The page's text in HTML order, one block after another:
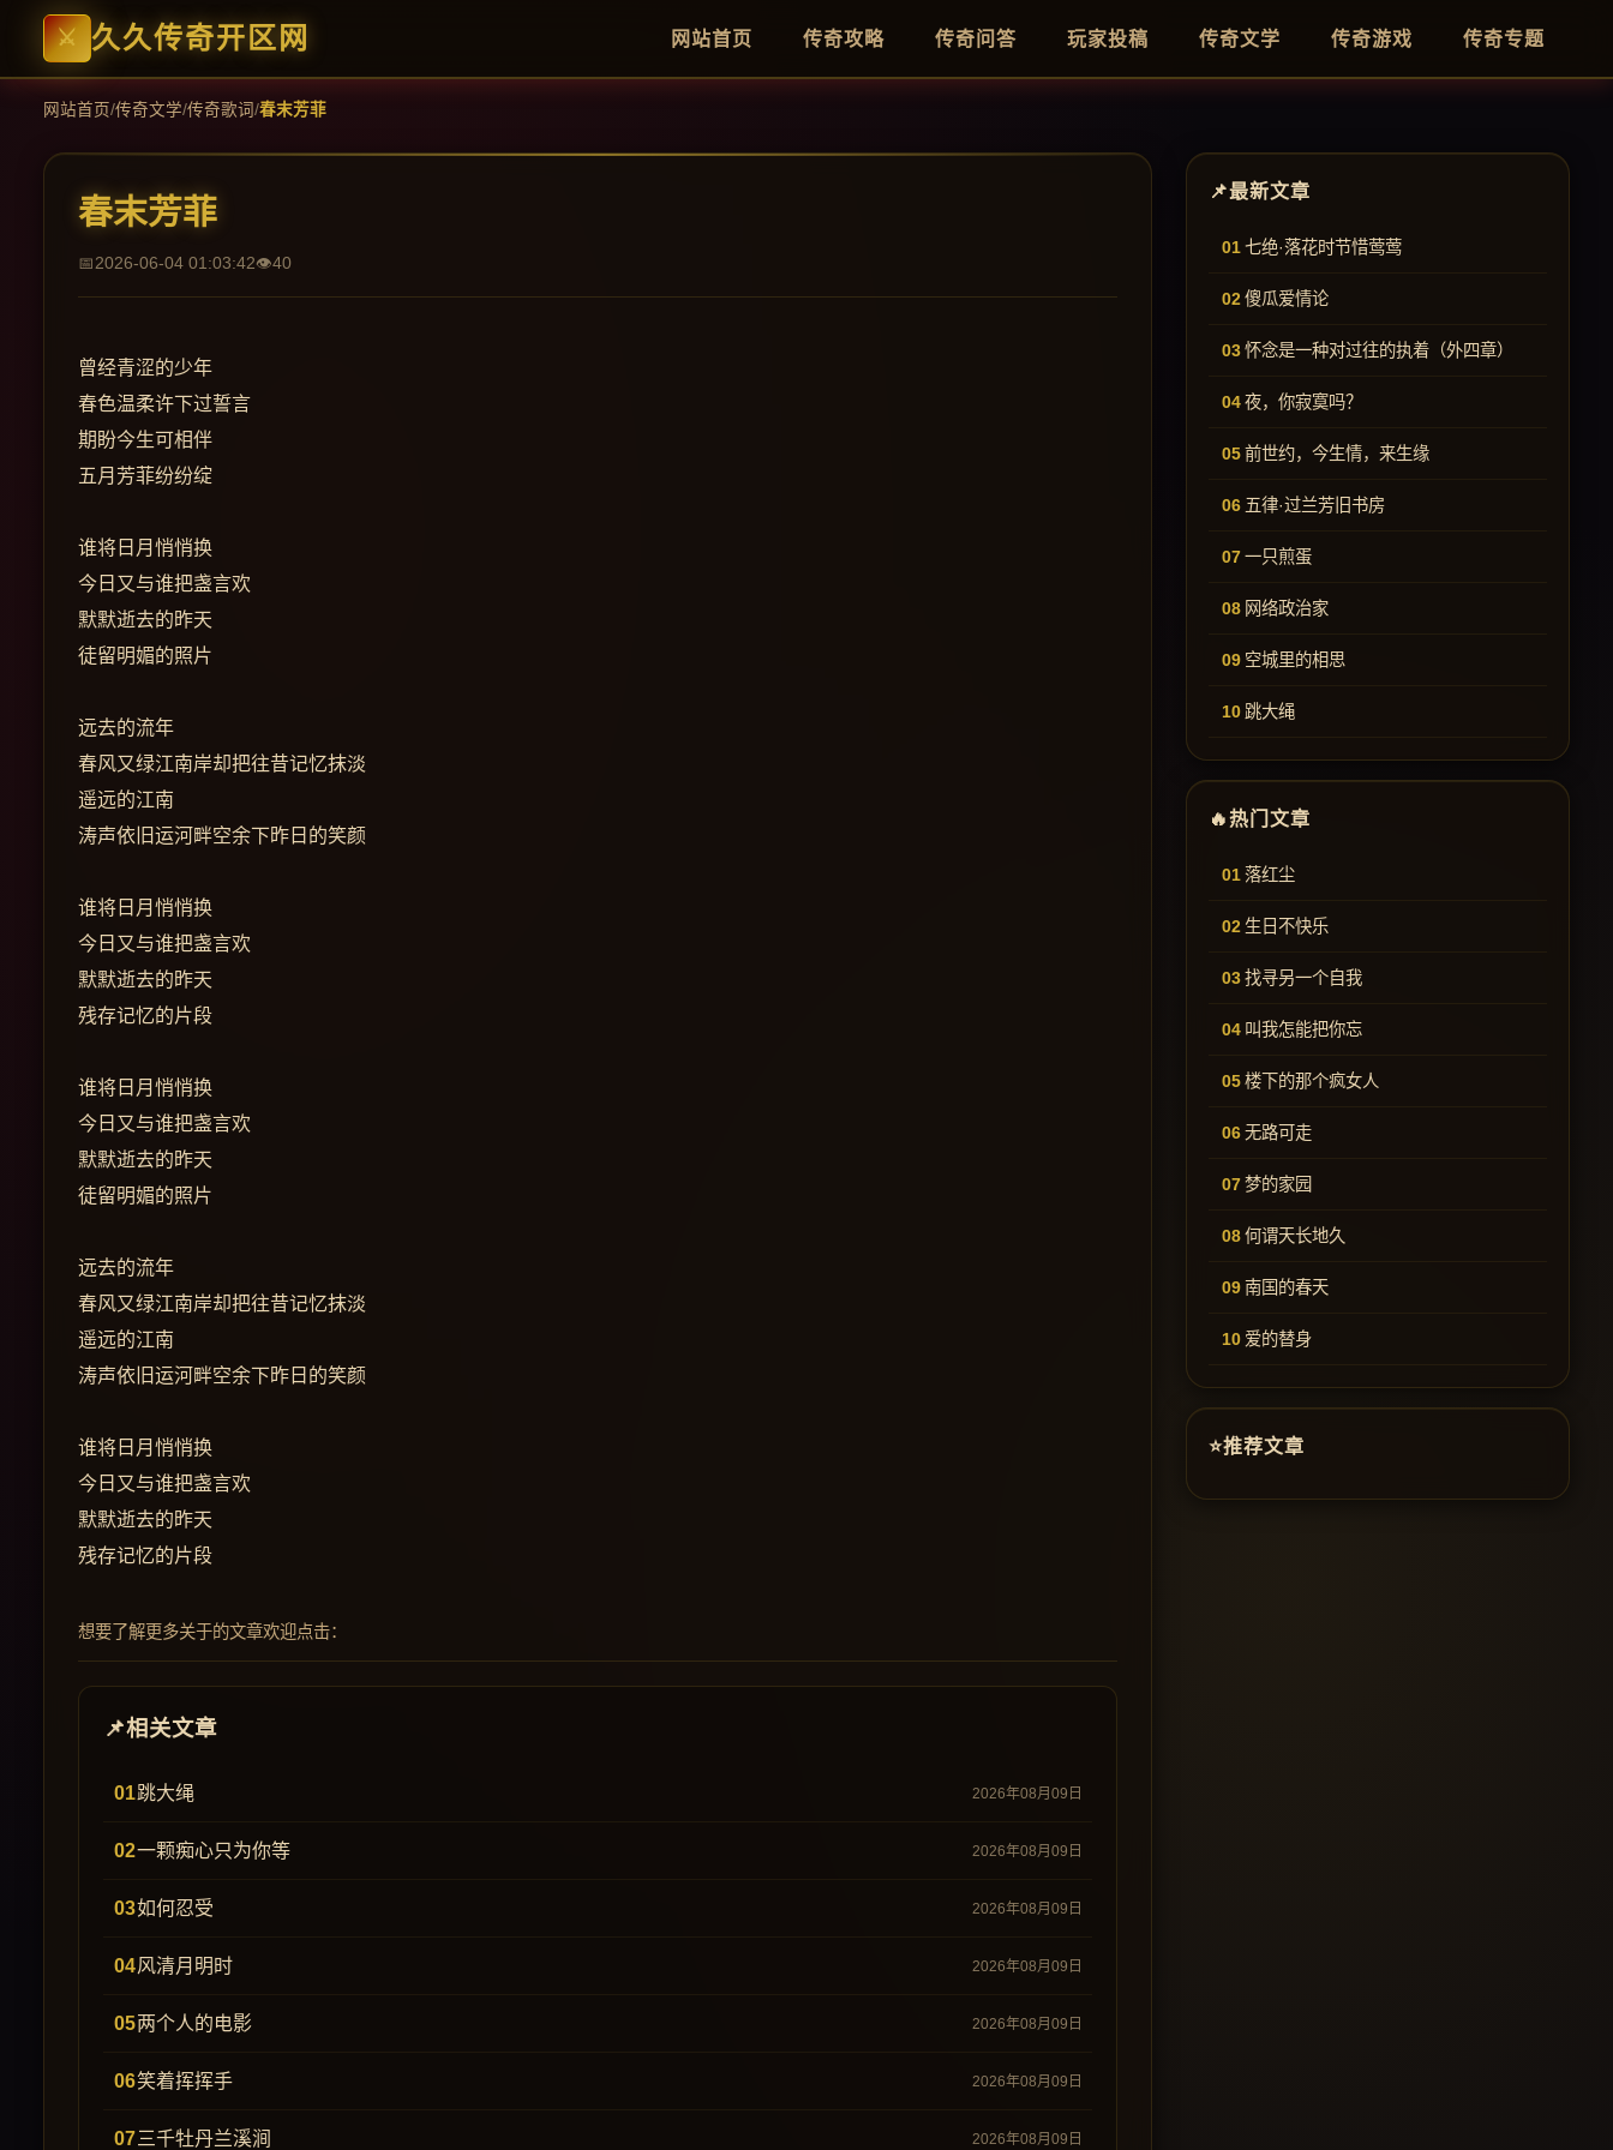
久久传奇开区网 网站首页 传奇攻略 传奇问答 玩家投稿 传奇文学 传奇游戏 传奇专题
网站首页/传奇文学/传奇歌词 /春末芳菲
春末芳菲
2026-06-04 01:03:42 40
曾经青涩的少年
春色温柔许下过誓言
期盼今生可相伴
五月芳菲纷纷绽
谁将日月悄悄换
今日又与谁把盏言欢
默默逝去的昨天
徒留明媚的照片
远去的流年
春风又绿江南岸却把往昔记忆抹淡
遥远的江南
涛声依旧运河畔空余下昨日的笑颜
谁将日月悄悄换
今日又与谁把盏言欢
默默逝去的昨天
残存记忆的片段
谁将日月悄悄换
今日又与谁把盏言欢
默默逝去的昨天
徒留明媚的照片
远去的流年
春风又绿江南岸却把往昔记忆抹淡
遥远的江南
涛声依旧运河畔空余下昨日的笑颜
谁将日月悄悄换
今日又与谁把盏言欢
默默逝去的昨天
残存记忆的片段
想要了解更多关于的文章欢迎点击：
相关文章
跳大绳 2026年08月09日
一颗痴心只为你等 2026年08月09日
如何忍受 2026年08月09日
风清月明时 2026年08月09日
两个人的电影 2026年08月09日
笑着挥挥手 2026年08月09日
三千牡丹兰溪涧 2026年08月09日
最新文章
七绝·落花时节惜莺莺
傻瓜爱情论
怀念是一种对过往的执着（外四章）
夜，你寂寞吗？
前世约，今生情，来生缘
五律·过兰芳旧书房
一只煎蛋
网络政治家
空城里的相思
跳大绳
热门文章
落红尘
生日不快乐
找寻另一个自我
叫我怎能把你忘
楼下的那个疯女人
无路可走
梦的家园
何谓天长地久
南国的春天
爱的替身
推荐文章